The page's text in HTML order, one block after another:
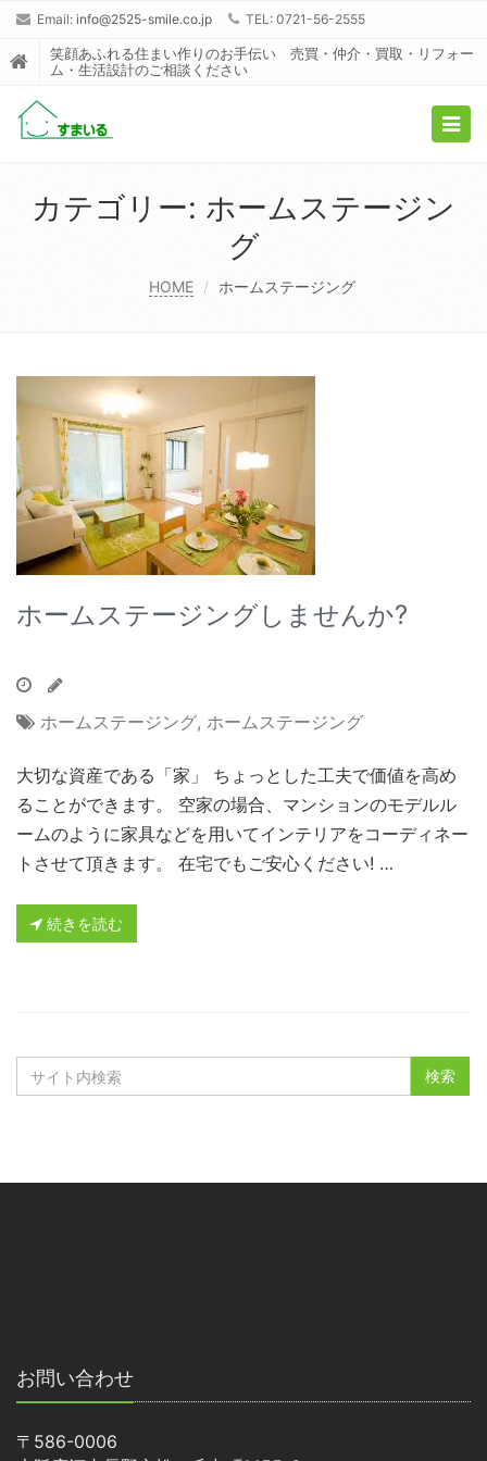
Email: info@2525-smile.co.jp TEL: 0721-56-2555
笑顔あふれる住まい作りのお手伝い 売買・仲介・買取・リフォー
ム・生活設計のご相談ください
カテゴリー: ホームステージン
グ
HOME ホームステージング
ホームステージングしませんか?
ホームステージング, ホームステージング
大切な資産である「家」 ちょっとした工夫で価値を高め
ることができます。 空家の場合、マンションのモデルル
ームのように家具などを用いてインテリアをコーディネー
トさせて頂きます。 在宅でもご安心ください! …
続きを読む
お問い合わせ
〒586-0006